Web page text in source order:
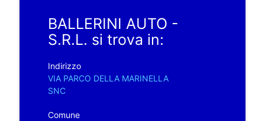
BALLERINI AUTO -
S.R.L. si trova in:
Indirizzo
VIA PARCO DELLA MARINELLA
SNC
Comune